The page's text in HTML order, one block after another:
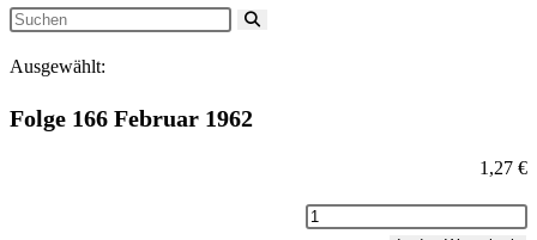
Diese
durchsuchen
Ausgewählt:
Folge 166 Februar 1962
1,27 €
Folge